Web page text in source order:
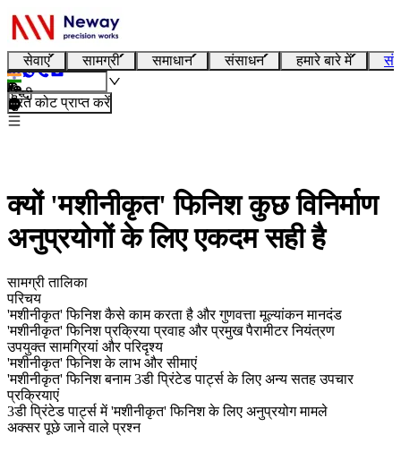
सेवाएं सामग्री समाधान संसाधन हमारे बारे में
हिन्दी
तुरंत कोट प्राप्त करें
क्यों 'मशीनीकृत' फिनिश कुछ विनिर्माण
अनुप्रयोगों के लिए एकदम सही है
सामग्री तालिका
परिचय
'मशीनीकृत' फिनिश कैसे काम करता है और गुणवत्ता मूल्यांकन मानदंड
'मशीनीकृत' फिनिश प्रक्रिया प्रवाह और प्रमुख पैरामीटर नियंत्रण
उपयुक्त सामग्रियां और परिदृश्य
'मशीनीकृत' फिनिश के लाभ और सीमाएं
'मशीनीकृत' फिनिश बनाम 3डी प्रिंटेड पार्ट्स के लिए अन्य सतह उपचार
प्रक्रियाएं
3डी प्रिंटेड पार्ट्स में 'मशीनीकृत' फिनिश के लिए अनुप्रयोग मामले
अक्सर पूछे जाने वाले प्रश्न